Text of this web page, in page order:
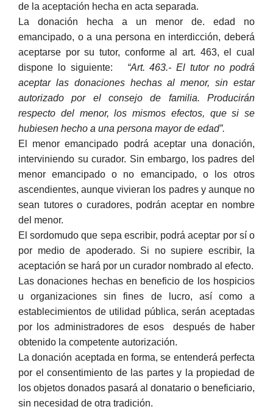
de la aceptación hecha en acta separada.
La donación hecha a un menor de. edad no
emancipado, o a una persona en interdicción, deberá
aceptarse por su tutor, conforme al art. 463, el cual
dispone lo siguiente: “Art. 463.- El tutor no podrá
aceptar las donaciones hechas al menor, sin estar
autorizado por el consejo de familia. Producirán
respecto del menor, los mismos efectos, que si se
hubiesen hecho a una persona mayor de edad”.
El menor emancipado podrá aceptar una donación,
interviniendo su curador. Sin embargo, los padres del
menor emancipado o no emancipado, o los otros
ascendientes, aunque vivieran los padres y aunque no
sean tutores o curadores, podrán aceptar en nombre
del menor.
El sordomudo que sepa escribir, podrá aceptar por sí o
por medio de apoderado. Si no supiere escribir, la
aceptación se hará por un curador nombrado al efecto.
Las donaciones hechas en beneficio de los hospicios
u organizaciones sin fines de lucro, así como a
establecimientos de utilidad pública, serán aceptadas
por los administradores de esos después de haber
obtenido la competente autorización.
La donación aceptada en forma, se entenderá perfecta
por el consentimiento de las partes y la propiedad de
los objetos donados pasará al donatario o beneficiario,
sin necesidad de otra tradición.